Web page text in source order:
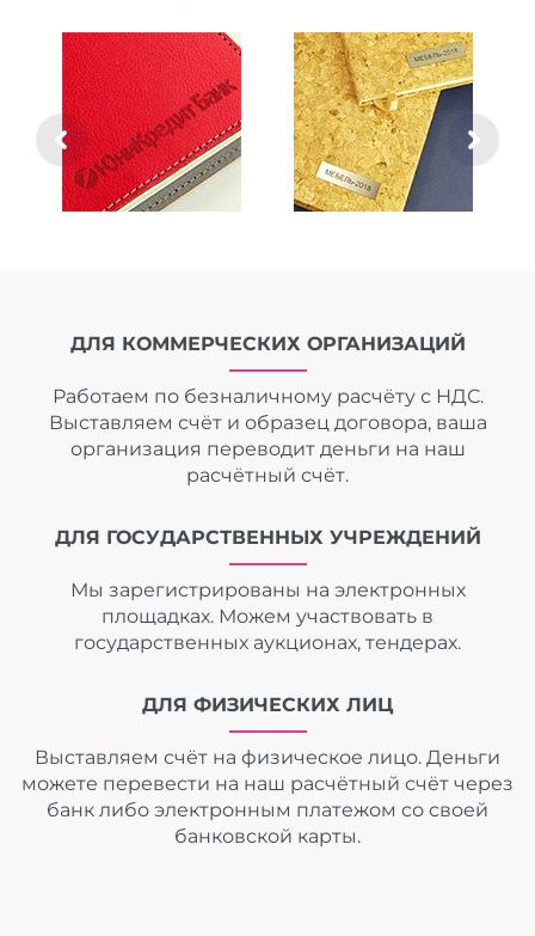
ДЛЯ КОММЕРЧЕСКИХ ОРГАНИЗАЦИЙ
Работаем по безналичному расчёту с НДС.
Выставляем счёт и образец договора, ваша
организация переводит деньги на наш
расчётный счёт.
ДЛЯ ГОСУДАРСТВЕННЫХ УЧРЕЖДЕНИЙ
Мы зарегистрированы на электронных
площадках. Можем участвовать в
государственных аукционах, тендерах.
ДЛЯ ФИЗИЧЕСКИХ ЛИЦ
Выставляем счёт на физическое лицо. Деньги
можете перевести на наш расчётный счёт через
банк либо электронным платежом со своей
банковской карты.